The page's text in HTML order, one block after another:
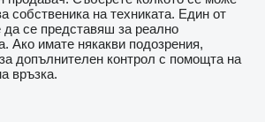
собственика на техниката. Един от
да се представяш за реално
имате някакви подозрения,
допълнителен контрол с помощта на
връзка.